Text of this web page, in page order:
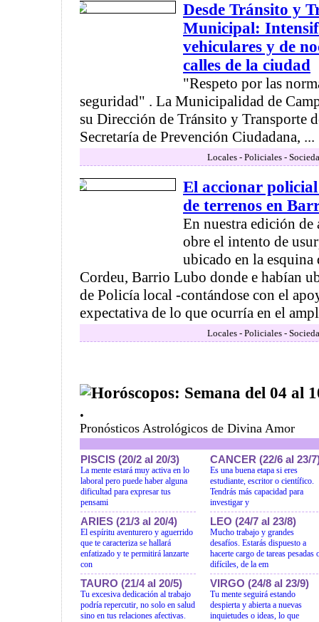
Desde Tránsito y
Municipal:
vehiculares y de
calles de la ciudad
"Respeto por las
seguridad" . La Municipalidad de
su Dirección de Tránsito y Transporte
Secretaría de Prevención Ciudadana, ...
Locales - Policiales -
El accionar
de terrenos en
En nuestra edición
obre el intento de
ubicado en la
Cordeu, Barrio Lubo donde e habían
de Policía local -contándose con el
expectativa de lo que ocurría en el
Locales - Policiales -
Horóscopos: Semana del 04 al
.
Pronósticos Astrológicos de Divina Amor
PISCIS (20/2 al 20/3)
La mente estará muy activa en lo
laboral pero puede haber alguna
dificultad para expresar tus
pensami
ARIES (21/3 al 20/4)
El espíritu aventurero y aguerrido
que te caracteriza se hallará
enfatizado y te permitirá lanzarte
con
TAURO (21/4 al 20/5)
Tu excesiva dedicación al trabajo
podría repercutir, no solo en salud
sino en tus relaciones afectivas.
CANCER (22/6 al 23/
Es una buena etapa si eres
estudiante, escritor o científico.
Tendrás más capacidad para
investigar y
LEO (24/7 al 23/8)
Mucho trabajo y grandes
desafíos. Estarás dispuesto a
hacerte cargo de tareas pesadas
difíciles, de la em
VIRGO (24/8 al 23/9)
Tu mente seguirá estando
despierta y abierta a nuevas
inquietudes o ideas, lo que